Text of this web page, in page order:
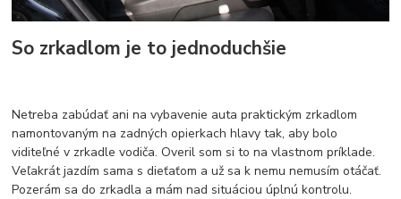
So zrkadlom je to jednoduchšie
Netreba zabúdať ani na vybavenie auta praktickým zrkadlom
namontovaným na zadných opierkach hlavy tak, aby bolo
viditeľné v zrkadle vodiča. Overil som si to na vlastnom príklade.
Veľakrát jazdím sama s dieťaťom a už sa k nemu nemusím otáčať.
Pozerám sa do zrkadla a mám nad situáciou úplnú kontrolu.